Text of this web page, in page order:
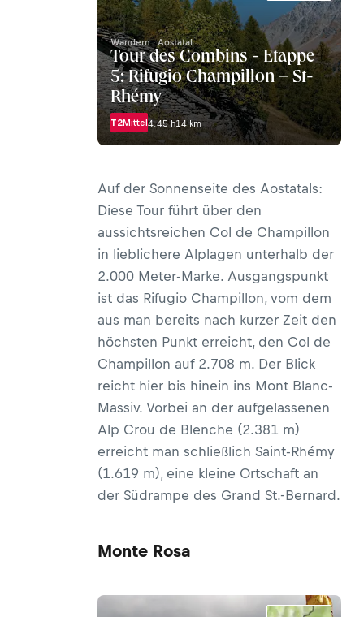
Wandern · Aostatal
Tour des Combins - Etappe
5: Rifugio Champillon – St-
Rhémy
T2Mittel4:45 h14 km
Auf der Sonnenseite des Aostatals:
Diese Tour führt über den
aussichtsreichen Col de Champillon
in lieblichere Alplagen unterhalb der
2.000 Meter-Marke. Ausgangspunkt
ist das Rifugio Champillon, vom dem
aus man bereits nach kurzer Zeit den
höchsten Punkt erreicht, den Col de
Champillon auf 2.708 m. Der Blick
reicht hier bis hinein ins Mont Blanc-
Massiv. Vorbei an der aufgelassenen
Alp Crou de Blenche (2.381 m)
erreicht man schließlich Saint-Rhémy
(1.619 m), eine kleine Ortschaft an
der Südrampe des Grand St.-Bernard.
Monte Rosa